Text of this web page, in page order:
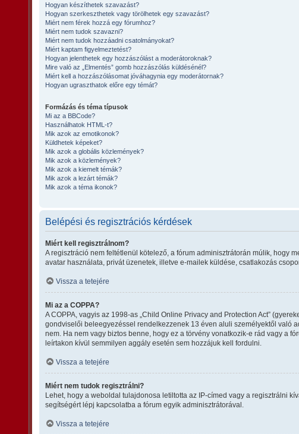
Hogyan készíthetek szavazást?
Hogyan szerkeszthetek vagy törölhetek egy szavazást?
Miért nem férek hozzá egy fórumhoz?
Miért nem tudok szavazni?
Miért nem tudok hozzáadni csatolmányokat?
Miért kaptam figyelmeztetést?
Hogyan jelenthetek egy hozzászólást a moderátoroknak?
Mire való az „Elmentés” gomb hozzászólás küldésénél?
Miért kell a hozzászólásomat jóváhagynia egy moderátornak?
Hogyan ugraszthatok előre egy témát?
Formázás és téma típusok
Mi az a BBCode?
Használhatok HTML-t?
Mik azok az emotikonok?
Küldhetek képeket?
Mik azok a globális közlemények?
Mik azok a közlemények?
Mik azok a kiemelt témák?
Mik azok a lezárt témák?
Mik azok a téma ikonok?
Belépési és regisztrációs kérdések
Miért kell regisztrálnom?
A regisztráció nem feltétlenül kötelező, a fórum adminisztrátorán múlik, hogy
avatar használata, privát üzenetek, illetve e-mailek küldése, csatlakozás
Vissza a tetejére
Mi az a COPPA?
A COPPA, vagyis az 1998-as „Child Online Privacy and Protection Act”
gondviselői beleegyezéssel rendelkezzenek 13 éven aluli személyektől való
nem. Ha nem vagy biztos benne, hogy ez a törvény vonatkozik-e rád vagy a
leírtakon kívül semmilyen aggály esetén sem hozzájuk kell fordulni.
Vissza a tetejére
Miért nem tudok regisztrálni?
Lehet, hogy a weboldal tulajdonosa letiltotta az IP-címed vagy a regisztrálni
segítségért lépj kapcsolatba a fórum egyik adminisztrátorával.
Vissza a tetejére